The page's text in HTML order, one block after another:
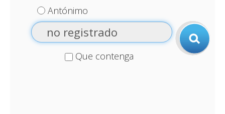
Antónimo
Que contenga